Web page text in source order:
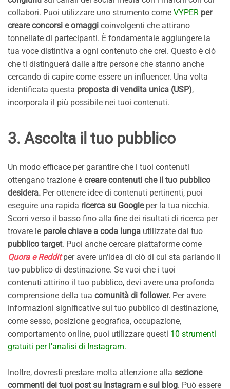
collabori. Puoi utilizzare uno strumento come VYPER per
creare concorsi e omaggi coinvolgenti che attirano
tonnellate di partecipanti. È fondamentale aggiungere la
tua voce distintiva a ogni contenuto che crei. Questo è ciò
che ti distinguerà dalle altre persone che stanno anche
cercando di capire come essere un influencer. Una volta
identificata questa proposta di vendita unica (USP),
incorporala il più possibile nei tuoi contenuti.
3. Ascolta il tuo pubblico
Un modo efficace per garantire che i tuoi contenuti
ottengano trazione è creare contenuti che il tuo pubblico
desidera. Per ottenere idee di contenuti pertinenti, puoi
eseguire una rapida ricerca su Googleper la tua nicchia.
Scorri verso il basso fino alla fine dei risultati di ricerca per
trovare le parole chiave a coda lunga utilizzate dal tuo
pubblico target. Puoi anche cercare piattaforme come
Quora e Redditper avere un'idea di ciò di cui sta parlando il
tuo pubblico di destinazione. Se vuoi che i tuoi
contenuti attirino il tuo pubblico, devi avere una profonda
comprensione della tua comunità di follower. Per avere
informazioni significative sul tuo pubblico di destinazione,
come sesso, posizione geografica, occupazione,
comportamento online, puoi utilizzare questi 10 strumenti
gratuiti per l'analisi di Instagram.
Inoltre, dovresti prestare molta attenzione alla sezione
commenti dei tuoi post su Instagram e sul blog. Può essere